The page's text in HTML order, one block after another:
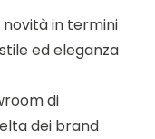
in termini
ed eleganza
di
dei brand